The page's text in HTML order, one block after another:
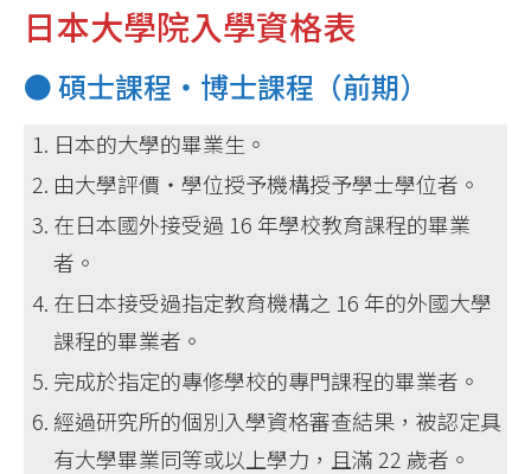
日本大學院入學資格表
● 碩士課程・博士課程（前期）
日本的大學的畢業生。
由大學評價・學位授予機構授予學士學位者。
在日本國外接受過 16 年學校教育課程的畢業
者。
在日本接受過指定教育機構之 16 年的外國大學
課程的畢業者。
完成於指定的專修學校的專門課程的畢業者。
經過研究所的個別入學資格審查結果，被認定具
有大學畢業同等或以上學力，且滿 22 歲者。